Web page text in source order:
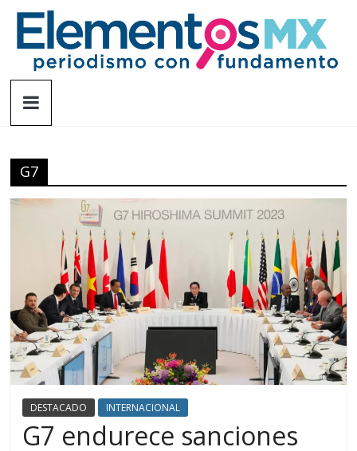
Saltar
contenido
Elementosmx
fundamento
G7
DESTACADO INTERNACIONAL
G7 endurece sanciones